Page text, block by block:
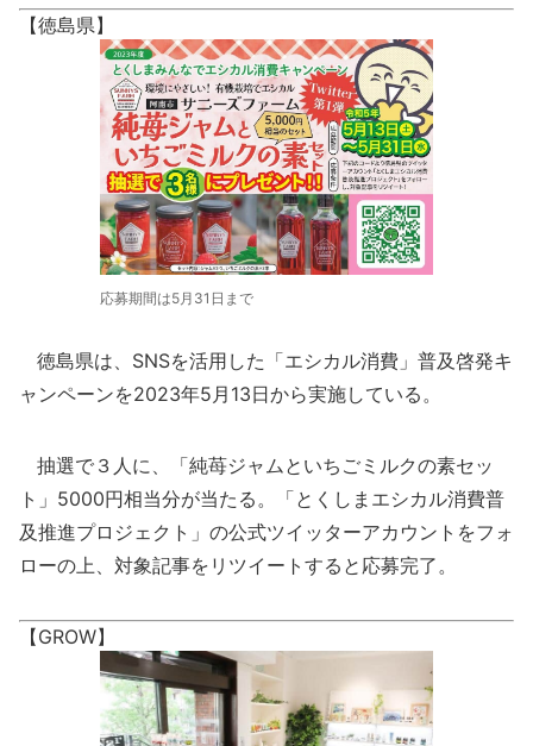
【徳島県】
応募期間は5月31日まで
徳島県は、SNSを活用した「エシカル消費」普及啓発キ
ャンペーンを2023年5月13日から実施している。
抽選で３人に、「純苺ジャムといちごミルクの素セッ
ト」5000円相当分が当たる。「とくしまエシカル消費普
及推進プロジェクト」の公式ツイッターアカウントをフォ
ローの上、対象記事をリツイートすると応募完了。
【GROW】